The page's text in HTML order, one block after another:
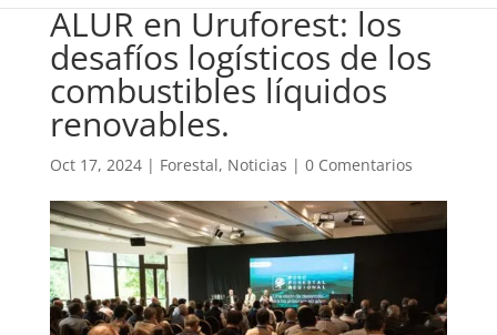
ALUR en Uruforest: los
desafíos logísticos de los
combustibles líquidos
renovables.
Oct 17, 2024| Forestal, Noticias | 0 Comentarios